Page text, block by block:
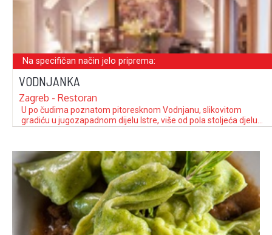
Na specifičan način jelo priprema:
VODNJANKA
Zagreb - Restoran
U po čudima poznatom pitoresknom Vod­nj­anu, slikovitom
gradiću u jugozapadnom dijelu Istre, više od pola stoljeća djeluje
uključujući i nagradu Turističke zajednice Istarske županije za
više od 50 godina predanog rada u vlastitom restoranu. Osim
što …